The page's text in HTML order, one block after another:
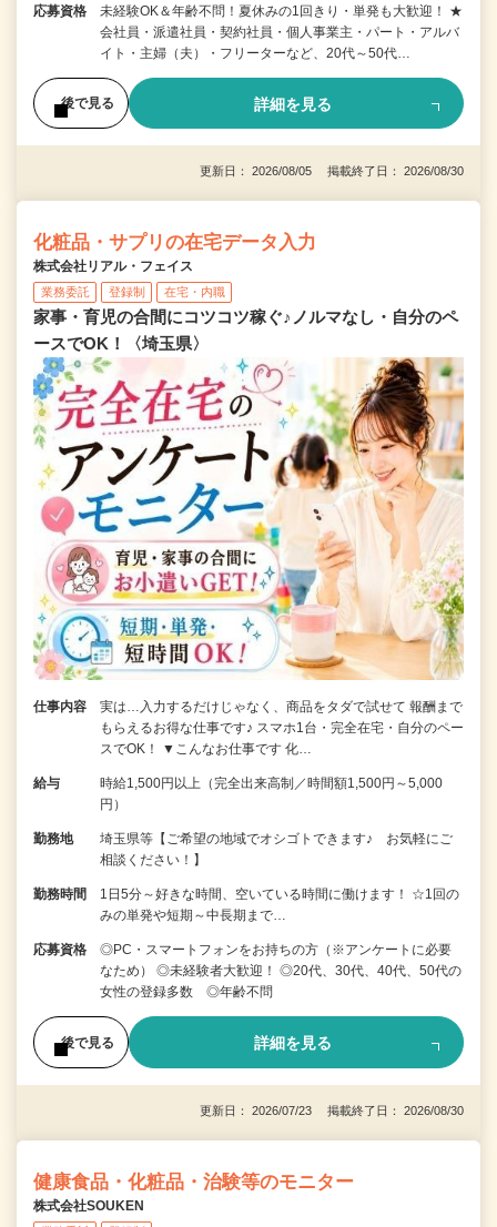
応募資格
未経験OK＆年齢不問！夏休みの1回きり・単発も大歓迎！ ★
会社員・派遣社員・契約社員・個人事業主・パート・アルバ
イト・主婦（夫）・フリーターなど、20代～50代…
後で見る 詳細を見る
更新日： 2026/08/05 掲載終了日： 2026/08/30
化粧品・サプリの在宅データ入力
株式会社リアル・フェイス
業務委託 登録制 在宅・内職
家事・育児の合間にコツコツ稼ぐ♪ノルマなし・自分のペ
ースでOK！〈埼玉県〉
仕事内容
実は…入力するだけじゃなく、商品をタダで試せて 報酬まで
もらえるお得な仕事です♪ スマホ1台・完全在宅・自分のペー
スでOK！ ▼こんなお仕事です 化…
給与
時給1,500円以上（完全出来高制／時間額1,500円～5,000
円）
勤務地
埼玉県等【ご希望の地域でオシゴトできます♪ お気軽にご
相談ください！】
勤務時間
1日5分～好きな時間、空いている時間に働けます！ ☆1回の
みの単発や短期～中長期まで…
応募資格
◎PC・スマートフォンをお持ちの方（※アンケートに必要
なため） ◎未経験者大歓迎！ ◎20代、30代、40代、50代の
女性の登録多数 ◎年齢不問
後で見る 詳細を見る
更新日： 2026/07/23 掲載終了日： 2026/08/30
健康食品・化粧品・治験等のモニター
株式会社SOUKEN